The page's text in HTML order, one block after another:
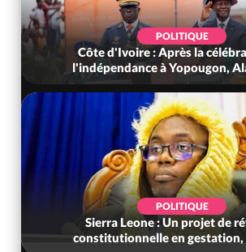
POLITIQUE
Côte d'Ivoire : Après la
l'indépendance à Yopougon,
POLITIQUE
Sierra Leone : Un projet de
constitutionnelle en gestation,